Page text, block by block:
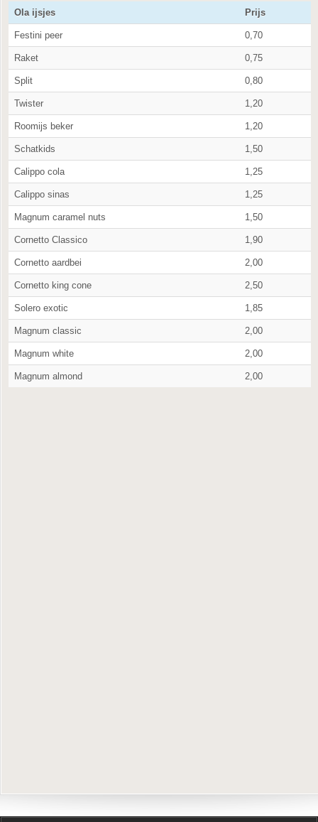
Ola ijsjes Prijs
Festini peer 0,70
Raket 0,75
Split 0,80
Twister 1,20
Roomijs beker 1,20
Schatkids 1,50
Calippo cola 1,25
Calippo sinas 1,25
Magnum caramel nuts 1,50
Cornetto Classico 1,90
Cornetto aardbei 2,00
Cornetto king cone 2,50
Solero exotic 1,85
Magnum classic 2,00
Magnum white 2,00
Magnum almond 2,00